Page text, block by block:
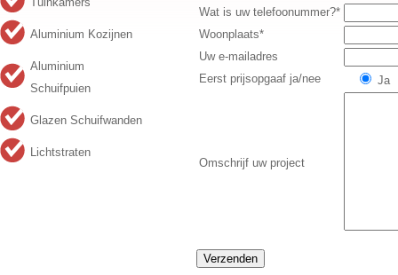
Aluminium Kozijnen
Aluminium
Schuifpuien
Glazen Schuifwanden
Lichtstraten
Wat is uw telefoonummer?*
Woonplaats*
Uw e-mailadres
Eerst prijsopgaaf ja/nee
Ja
Omschrijf uw project